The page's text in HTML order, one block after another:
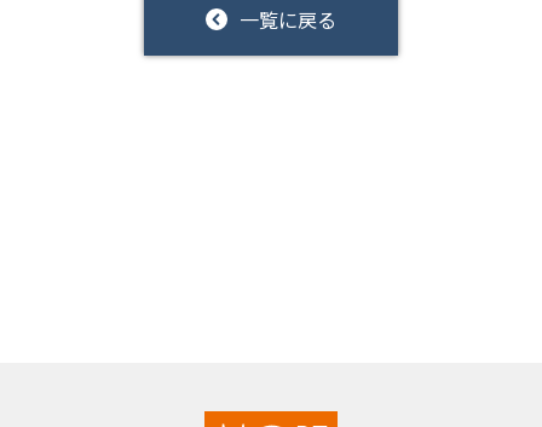
一覧に戻る